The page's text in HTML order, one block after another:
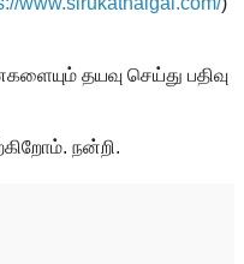
தயவு செய்து பதிவு
நன்றி.